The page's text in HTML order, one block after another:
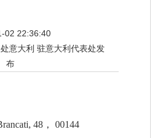
02 22:36:40
意大利 驻意大利代表处发
布
48， 00144